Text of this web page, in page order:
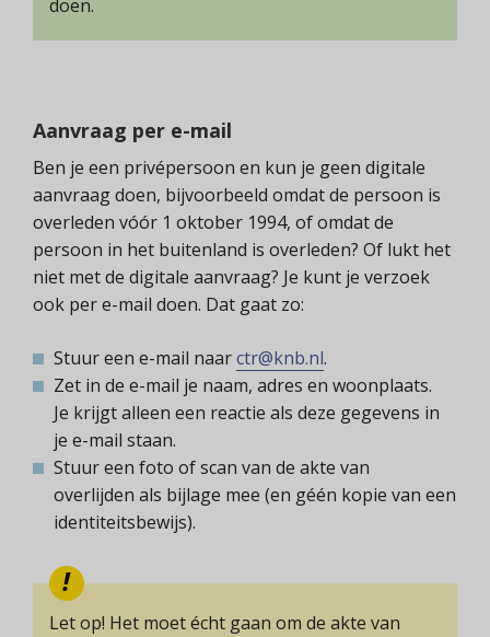
doen.
Aanvraag per e-mail
Ben je een privépersoon en kun je geen digitale
aanvraag doen, bijvoorbeeld omdat de persoon is
overleden vóór 1 oktober 1994, of omdat de
persoon in het buitenland is overleden? Of lukt het
niet met de digitale aanvraag? Je kunt je verzoek
ook per e-mail doen. Dat gaat zo:
Stuur een e-mail naarctr@knb.nl.
Zet in de e-mail je naam, adres en woonplaats.
Je krijgt alleen een reactie als deze gegevens in
je e-mail staan.
Stuur een foto of scan van de akte van
overlijden als bijlage mee (en géén kopie van een
identiteitsbewijs).
Let op! Het moet écht gaan om de akte van